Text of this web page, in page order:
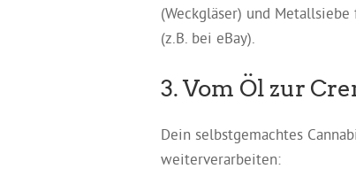
(Weckgläser) und
(z.B. bei eBay).
3. Vom Öl zur
Dein selbstgemachtes
weiterverarbeiten: